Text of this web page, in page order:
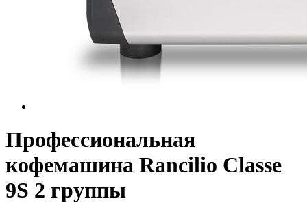
Профессиональная
кофемашина Rancilio Classe
9S 2 группы